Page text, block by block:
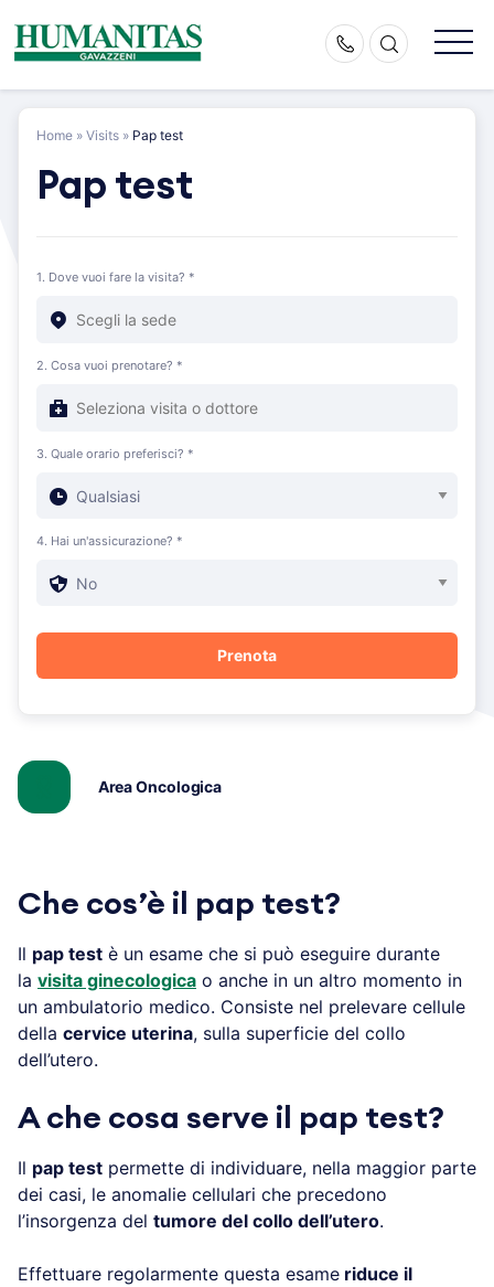
content
Home » Visits » Pap test
Pap test
1. Dove vuoi fare la visita? *
2. Cosa vuoi prenotare? *
3. Quale orario preferisci? *
4. Hai un'assicurazione? *
Che cos’è il pap test?
Il pap test è un esame che si può eseguire durante
la visita ginecologica o anche in un altro momento in
un ambulatorio medico. Consiste nel prelevare cellule
della cervice uterina, sulla superficie del collo
dell’utero.
A che cosa serve il pap test?
Il pap test permette di individuare, nella maggior parte
dei casi, le anomalie cellulari che precedono
l’insorgenza del tumore del collo dell’utero.
Effettuare regolarmente questa esame riduce il
Area Oncologica